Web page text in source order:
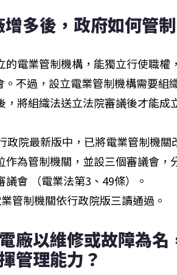
多後，政府如何管
的電業管制機構，能獨立行使職權
。不過，設立電業管制機構需要
將組織法送立法院審議後才能成
政院最新版中，已將電業管制機
作為管制機關，並設三個審議會，
會 （電業法第3、49條）。
管制機關依行政院版三讀通過。
廠以維修或故障為名
管理能力？